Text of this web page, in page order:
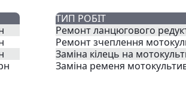
ТИП РОБІТ
Ремонт ланцюгового
Ремонт зчеплення
Заміна кілець на
Заміна ременя